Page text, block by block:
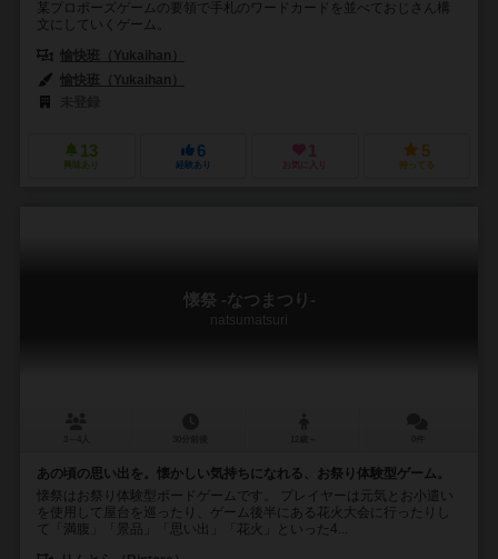
某プロポーズゲームの要領で手札のワードカードを並べておじさん構
文にしていくゲーム。
愉快班（Yukaihan）
愉快班（Yukaihan）
13
興味あり
6
経験あり
1
お気に入り
5
持ってる
懐祭 -なつまつり-
natsumatsuri
あの頃の思い出を。懐かしい気持ちになれる、お祭り体験型ゲーム。
懐祭はお祭り体験型ボードゲームです。 プレイヤーは元気とお小遣い
を使用して屋台を巡ったり、ゲーム後半にある花火大会に行ったりし
て「満腹」「景品」「思い出」「花火」といった4...